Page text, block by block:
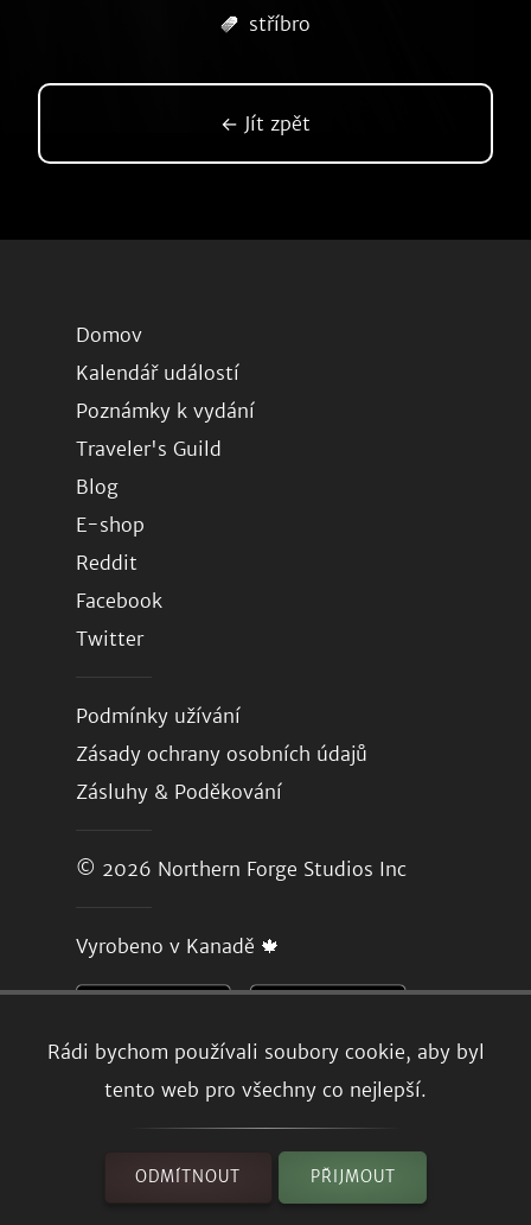
Rádi bychom používali soubory cookie, aby byl
tento web pro všechny co nejlepší.
ODMÍTNOUT PŘIJMOUT
stříbro
← Jít zpět
Domov
Kalendář událostí
Poznámky k vydání
Traveler's Guild
Blog
E-shop
Reddit
Facebook
Twitter
Podmínky užívání
Zásady ochrany osobních údajů
Zásluhy & Poděkování
© 2026 Northern Forge Studios Inc
Vyrobeno v Kanadě 🍁